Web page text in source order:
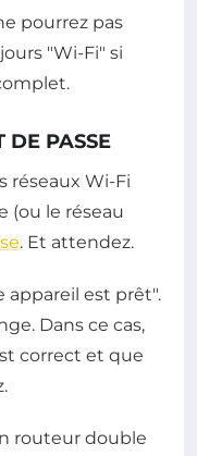
pourrez pas
"Wi-Fi" si
DE PASSE
réseaux Wi-Fi
(ou le réseau
. Et attendez.
appareil est prêt".
Dans ce cas,
correct et que
routeur double